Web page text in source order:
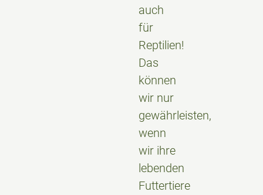
auch
für
Reptilien!
Das
können
wir nur
gewährleisten,
wenn
wir ihre
lebenden
Futtertiere